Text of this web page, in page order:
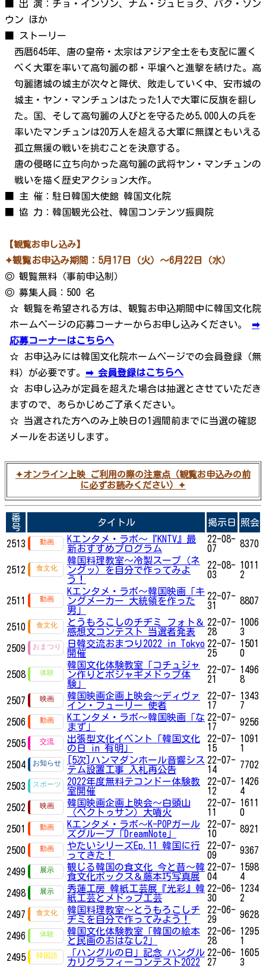
■ 出 演：チョ・インソン、ナム・ジュヒョク、パク・ソン
ウン ほか
■ ストーリー
西暦645年、唐の皇帝・太宗はアジア全土をも支配に置く
べく大軍を率いて高句麗の都・平壌へと進撃を続けた。高
句麗諸城の城主が次々と降伏、敗走していく中、安市城の
城主・ヤン・マンチュンはたった1人で大軍に反旗を翻し
た。国、そして高句麗の人びとを守るため5,000人の兵を
率いたマンチュンは20万人を超える大軍に無謀ともいえる
孤立無援の戦いを挑むことを決意する。
唐の侵略に立ち向かった高句麗の武将ヤン・マンチュンの
戦いを描く歴史アクション大作。
■ 主 催：駐日韓国大使館 韓国文化院
■ 協 力：韓国観光公社、韓国コンテンツ振興院
【観覧お申し込み】
✦観覧お申込み期間：5月17日（火）～6月22日（水）
◎ 観覧無料（事前申込制）
◎ 募集人員：500 名
☆ 観覧を希望される方は、観覧お申込期間中に韓国文化院
ホームページの応募コーナーからお申し込みください。 ➡
応募コーナーはこちらへ
☆ お申込みには韓国文化院ホームページでの会員登録（無
料）が必要です。 ➡ 会員登録はこちらへ
☆ お申し込みが定員を超えた場合は抽選とさせていただき
ますので、あらかじめご了承ください。
☆ 当選された方へのみ上映日の1週間前までに当選の確認
メールをお送りします。
✦オンライン上映 ご利用の際の注意点（観覧お申込みの前
に必ずお読みください）✦
番
号
タイトル 掲示日 照会
2513
Kエンタメ・ラボ～『KNTV』最
新おすすめプログラム
22-08-
07
8370
2512
韓国料理教室〜冷製スープ（ネ
ングッ）を自分で作ってみよ
う！
22-08-
03
1011
2
2511
Kエンタメ・ラボ～韓国映画「キ
ングメーカー 大統領を作った
男」
22-07-
31
8807
2510
とうもろこしのチヂミ フォト＆
感想文コンテスト 当選者発表
22-07-
28
1006
3
2509
日韓交流おまつり2022 in Tokyo
開催
22-07-
25
1501
0
2508
韓国文化体験教室「コチュジャ
ン作りとポジャギメドゥプ体
験」
22-07-
21
1496
8
2507
韓国映画企画上映会～ディヴァ
イン・フューリー 使者
22-07-
17
1343
7
2506
Kエンタメ・ラボ～韓国映画「な
まず」
22-07-
17
9256
2505
出張型文化イベント「韓国文化
の日 in 有明」
22-07-
15
1091
1
2504
[5次]ハンマダンホール音響シス
テム設置工事 入札再公告
22-07-
14
7702
2503
2022年度無料テコンドー体験教
室開催
22-07-
12
1426
4
2502
韓国映画企画上映会～白頭山
（ペクトゥサン）大噴火
22-07-
11
1611
0
2501
Kエンタメ・ラボ～K-POPガール
ズグループ「DreamNote」
22-07-
10
8921
2500
やたいシリーズEp.11 韓国に行
ってきた！
22-07-
09
9367
2499
観じる韓国の食文化 今と昔～韓
食文化ボックス＆藤本巧写真展
22-07-
04
1598
4
2498
秀蓮工房 韓紙工芸展『光彩』韓
紙工芸とメドゥプ工芸
22-06-
30
1234
2
2497
韓国料理教室〜とうもろこしチ
ヂミを自分で作ってみよう！
22-06-
29
9628
2496
韓国文化体験教室「韓国の絵本
と民画のおはなし2」
22-06-
28
1295
1
2495
「ハングルの日」記念 ハングル
カリグラフィーコンテスト2022
22-06-
27
1605
3